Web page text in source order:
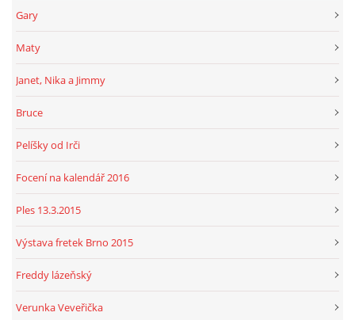
Gary
Maty
Janet, Nika a Jimmy
Bruce
Pelíšky od Irči
Focení na kalendář 2016
Ples 13.3.2015
Výstava fretek Brno 2015
Freddy lázeňský
Verunka Veveřička